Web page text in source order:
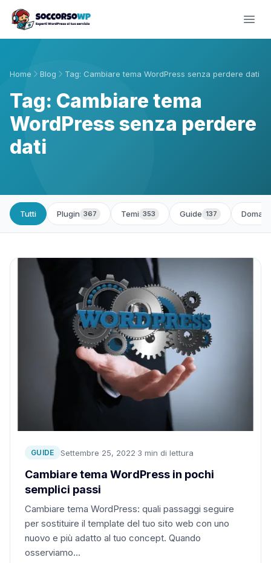
Home Blog Tag: Cambiare tema WordPress senza perdere dati
Tag: Cambiare tema
WordPress senza perdere
dati
Tutti Plugin 367 Temi 353 Guide 137
GUIDE Settembre 25, 2022·3 min di lettura
Cambiare tema WordPress in pochi
semplici passi
Cambiare tema WordPress: quali passaggi seguire
per sostituire il template del tuo sito web con uno
nuovo e più adatto al tuo concept. Quando
osserviamo…